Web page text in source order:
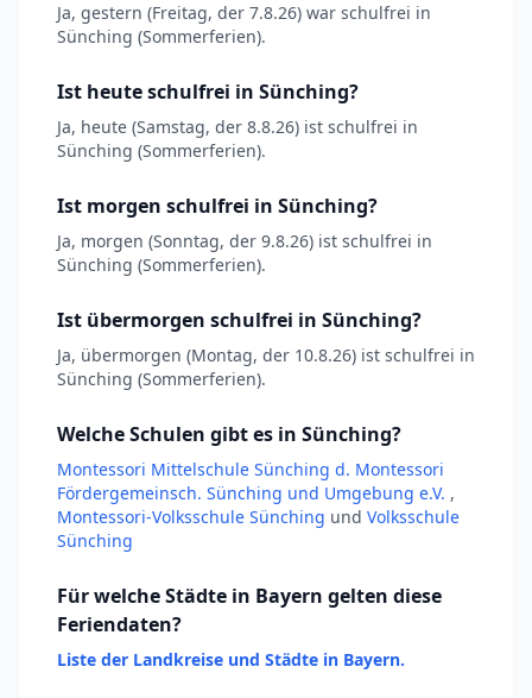
Ja, gestern (Freitag, der 7.8.26) war schulfrei in
Sünching (Sommerferien).
Ist heute schulfrei in Sünching?
Ja, heute (Samstag, der 8.8.26) ist schulfrei in
Sünching (Sommerferien).
Ist morgen schulfrei in Sünching?
Ja, morgen (Sonntag, der 9.8.26) ist schulfrei in
Sünching (Sommerferien).
Ist übermorgen schulfrei in Sünching?
Ja, übermorgen (Montag, der 10.8.26) ist schulfrei in
Sünching (Sommerferien).
Welche Schulen gibt es in Sünching?
Montessori Mittelschule Sünching d. Montessori
Fördergemeinsch. Sünching und Umgebung e.V. ,
Montessori-Volksschule Sünching und Volksschule
Sünching
Für welche Städte in Bayern gelten diese
Feriendaten?
Liste der Landkreise und Städte in Bayern.